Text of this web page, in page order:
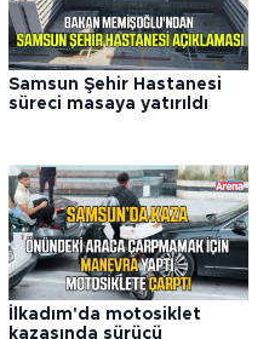
Samsun Şehir Hastanesi
süreci masaya yatırıldı
İlkadım'da motosiklet
kazasında sürücü